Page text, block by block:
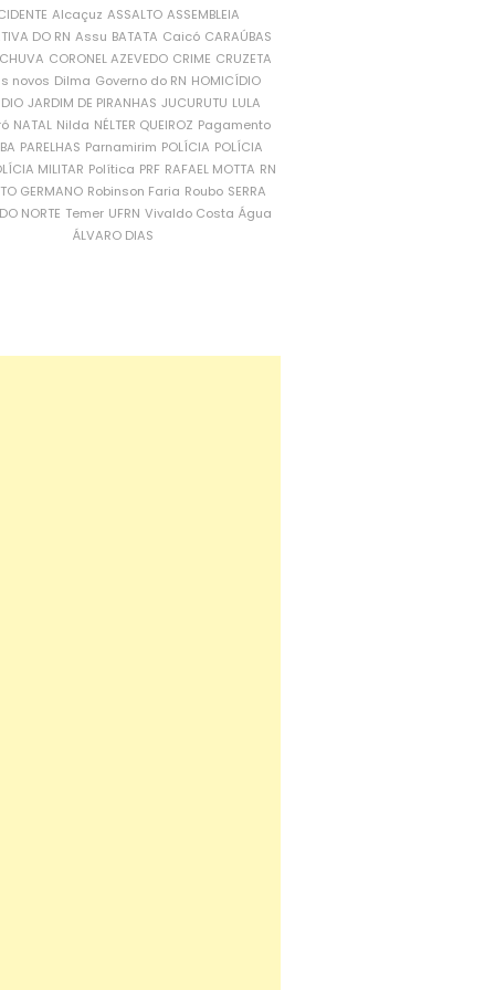
Alcaçuz ASSALTO ASSEMBLEIA
DO RN Assu BATATA Caicó CARAÚBAS
CORONEL AZEVEDO CRIME CRUZETA
novos Dilma Governo do RN HOMICÍDIO
JARDIM DE PIRANHAS JUCURUTU LULA
NATAL Nilda NÉLTER QUEIROZ Pagamento
PARELHAS Parnamirim POLÍCIA POLÍCIA
MILITAR Política PRF RAFAEL MOTTA RN
GERMANO Robinson Faria Roubo SERRA
NORTE Temer UFRN Vivaldo Costa Água
ÁLVARO DIAS